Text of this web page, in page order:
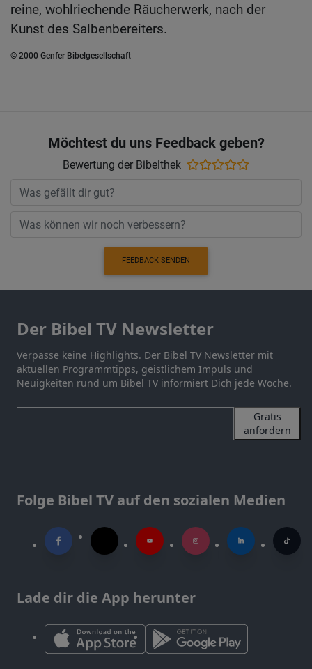
reine, wohlriechende Räucherwerk, nach der
Kunst des Salbenbereiters.
© 2000 Genfer Bibelgesellschaft
Möchtest du uns Feedback geben?
Bewertung der Bibelthek
FEEDBACK SENDEN
Der Bibel TV Newsletter
Verpasse keine Highlights. Der Bibel TV Newsletter mit
aktuellen Programmtipps, geistlichem Impuls und
Neuigkeiten rund um Bibel TV informiert Dich jede Woche.
Gratis
anfordern
Folge Bibel TV auf den sozialen Medien
Lade dir die App herunter